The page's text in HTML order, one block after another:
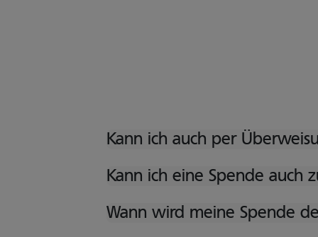
Kann ich auch per
Kann ich eine Spende auch
Wann wird meine Spende